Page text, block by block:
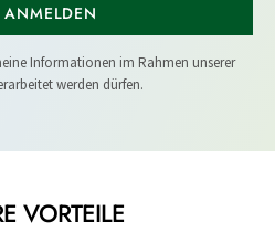
ANMELDEN
Informationen im Rahmen unserer
werden dürfen.
VORTEILE